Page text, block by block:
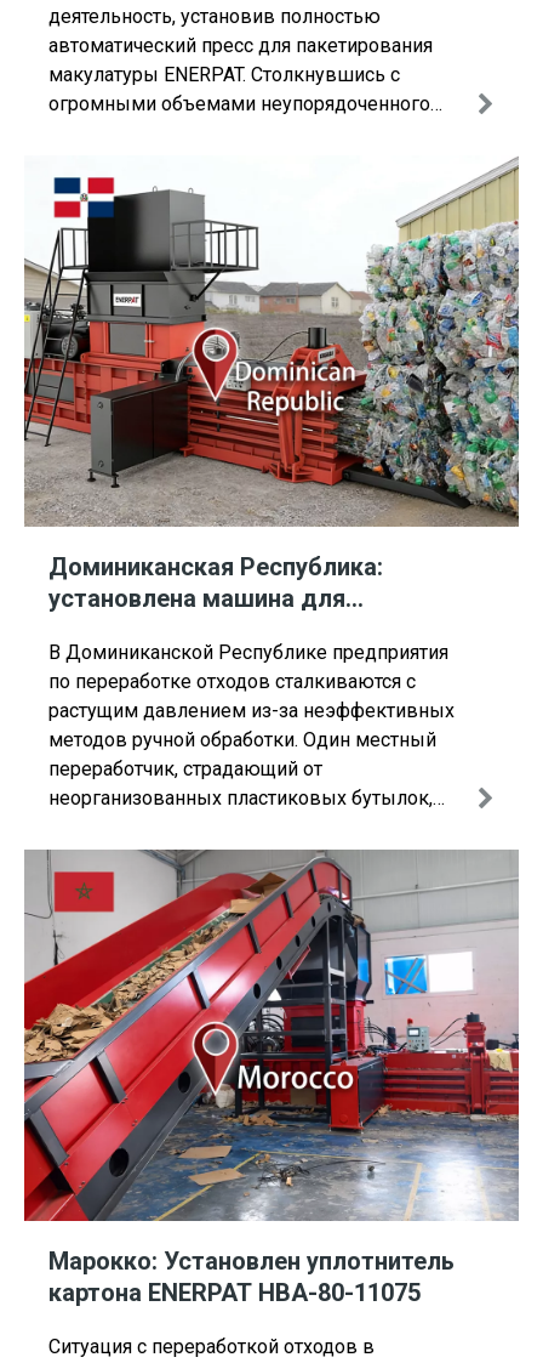
деятельность, установив полностью
автоматический пресс для пакетирования
макулатуры ENERPAT. Столкнувшись с
огромными объемами неупорядоченного
трудозатраты.
Доминиканская Республика:
установлена ​​машина для
с автоматической завязкой ENERPAT
В Доминиканской Республике предприятия
по переработке отходов сталкиваются с
растущим давлением из-за неэффективных
методов ручной обработки. Один местный
переработчик, страдающий от
неорганизованных пластиковых бутылок,
увеличивающих транспортные расходы,
обратился за решением к ENERPAT.
Результат? Меняющие правила игры
Марокко: Установлен уплотнитель
картона ENERPAT HBA-80-11075
Ситуация с переработкой отходов в